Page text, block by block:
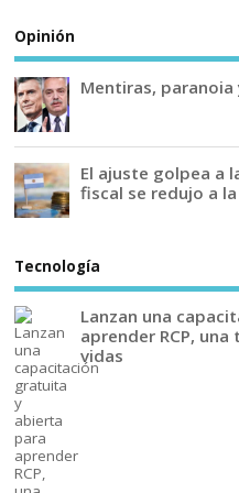
Opinión
Mentiras, paranoia
El ajuste golpea a
fiscal se redujo a
Tecnología
Lanzan una
aprender RCP,
vidas